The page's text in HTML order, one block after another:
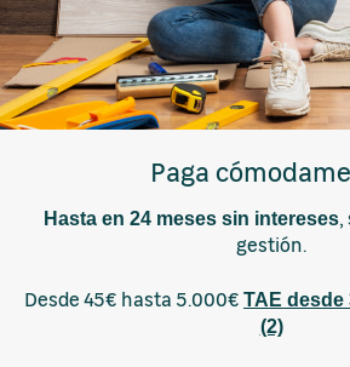
Paga
Hasta en 24 meses sin intereses,
gestión.
Desde 45€ hasta 5.000€ TAE desde
(2)